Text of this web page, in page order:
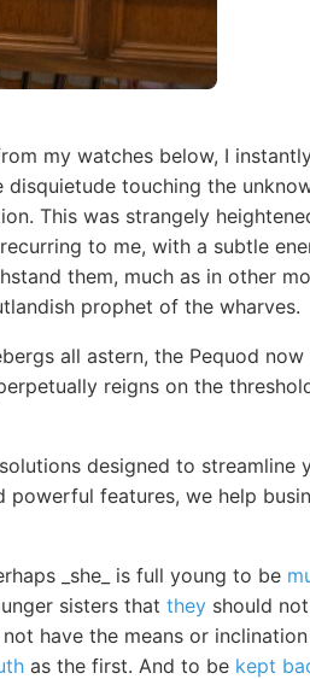
my watches below, I
touching the
This was strangely
to me, with a subtle
them, much as in other
prophet of the wharves.
all astern, the Pequod
reigns on the
designed to streamline
features, we help
_she_ is full young to be
sisters that they should
have the means or
as the first. And to be kept